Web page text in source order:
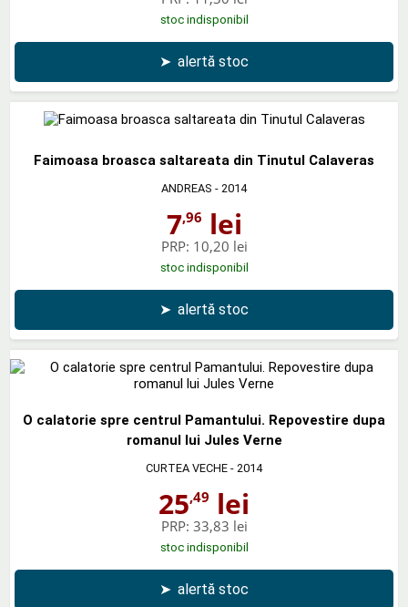
stoc indisponibil
➤ alertă stoc
Faimoasa broasca saltareata din Tinutul Calaveras
ANDREAS - 2014
7,96 lei
PRP: 10,20 lei
stoc indisponibil
➤ alertă stoc
O calatorie spre centrul Pamantului. Repovestire dupa
romanul lui Jules Verne
CURTEA VECHE - 2014
25,49 lei
PRP: 33,83 lei
stoc indisponibil
➤ alertă stoc